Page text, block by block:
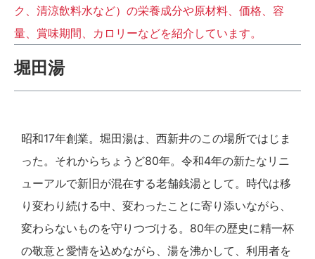
ク、清涼飲料水など）の栄養成分や原材料、価格、容
量、賞味期間、カロリーなどを紹介しています。
堀田湯
昭和17年創業。堀田湯は、西新井のこの場所ではじま
った。それからちょうど80年。令和4年の新たなリニ
ューアルで新旧が混在する老舗銭湯として。時代は移
り変わり続ける中、変わったことに寄り添いながら、
変わらないものを守りつづける。80年の歴史に精一杯
の敬意と愛情を込めながら、湯を沸かして、利用者を